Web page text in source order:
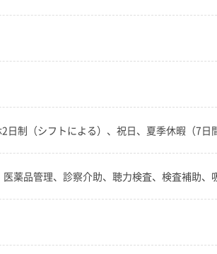
制（シフトによる）、祝日、夏季休暇（7
薬品管理、診察介助、聴力検査、検査補助、